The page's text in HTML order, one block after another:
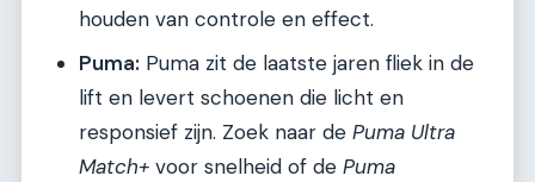
houden van controle en effect.
Puma: Puma zit de laatste jaren fliek in de
lift en levert schoenen die licht en
responsief zijn. Zoek naar de Puma Ultra
Match+ voor snelheid of de Puma